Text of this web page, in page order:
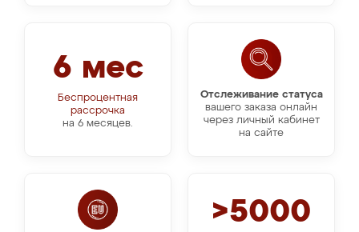
Отслеживание статуса
вашего заказа онлайн
через личный кабинет
на сайте
6 мес
Беспроцентная
рассрочка
на 6 месяцев.
>5000